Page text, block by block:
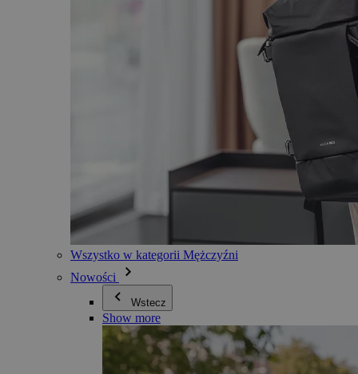
Wszystko w kategorii Mężczyźni
Nowości
Wstecz
Show more